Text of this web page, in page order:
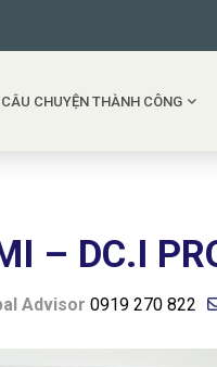
CÂU CHUYỆN THÀNH CÔNG
– DC.I
Advisor 0919 270 822